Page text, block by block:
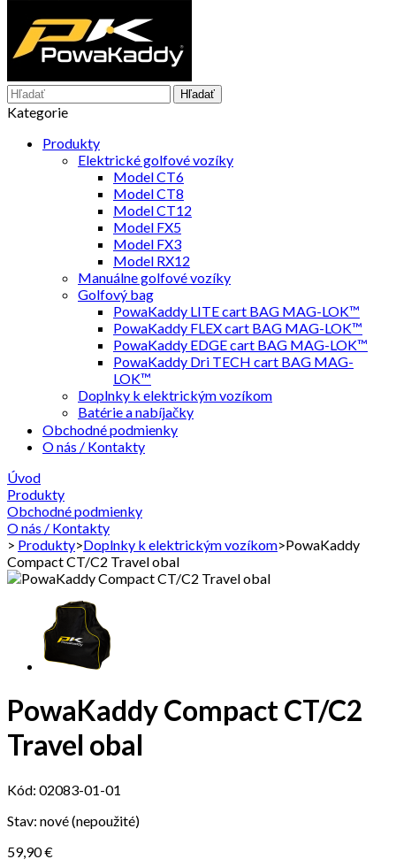
Hľadať
Kategorie
Produkty
Elektrické golfové vozíky
Model CT6
Model CT8
Model CT12
Model FX5
Model FX3
Model RX12
Manuálne golfové vozíky
Golfový bag
PowaKaddy LITE cart BAG MAG-LOK™
PowaKaddy FLEX cart BAG MAG-LOK™
PowaKaddy EDGE cart BAG MAG-LOK™
PowaKaddy Dri TECH cart BAG MAG-
LOK™
Doplnky k elektrickým vozíkom
Batérie a nabíjačky
Obchodné podmienky
O nás / Kontakty
Úvod
Produkty
Obchodné podmienky
O nás / Kontakty
> Produkty>Doplnky k elektrickým vozíkom>PowaKaddy
Compact CT/C2 Travel obal
PowaKaddy Compact CT/C2
Travel obal
Kód: 02083-01-01
Stav: nové (nepoužité)
59,90 €